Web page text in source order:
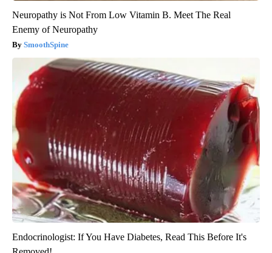
Neuropathy is Not From Low Vitamin B. Meet The Real
Enemy of Neuropathy
SmoothSpine
Endocrinologist: If You Have Diabetes, Read This Before It's